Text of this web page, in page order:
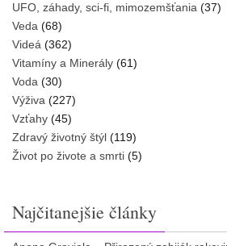
UFO, záhady, sci-fi, mimozemšťania (37)
Veda (68)
Videá (362)
Vitamíny a Minerály (61)
Voda (30)
Výživa (227)
Vzťahy (45)
Zdravý životný štýl (119)
Život po živote a smrti (5)
Najčitanejšie články